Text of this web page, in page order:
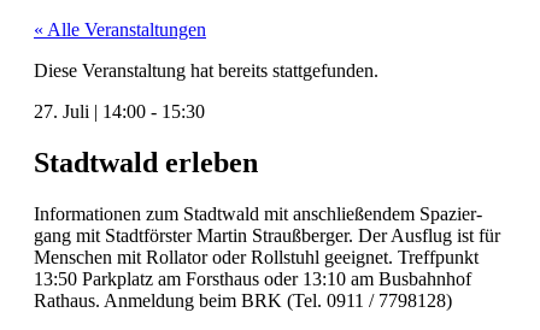
« Alle Veranstaltungen
Diese Veranstaltung hat bereits stattgefunden.
27. Juli | 14:00 - 15:30
Stadtwald erleben
Infor­ma­tio­nen zum Stadt­wald mit anschließen­dem Spazier­
gang mit Stadt­förster Mar­tin Straußberg­er. Der Aus­flug ist für
Men­schen mit Rol­la­tor oder Roll­stuhl geeignet. Tre­ff­punkt
13:50 Park­platz am Forsthaus oder 13:10 am Bus­bahn­hof
Rathaus. Anmel­dung beim BRK (Tel. 0911 / 7798128)